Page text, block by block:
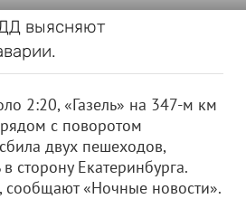
выясняют
2:20, «Газель» на 347-м км
с поворотом
двух пешеходов,
сторону Екатеринбурга.
сообщают «Ночные новости».